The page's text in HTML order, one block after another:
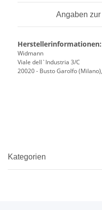
Angaben
Herstellerinformationen:
Widmann
Viale dell`Industria 3/C
20020 - Busto Garolfo
Kategorien